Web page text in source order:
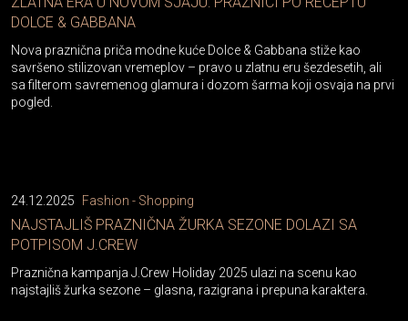
DOLCE & GABBANA
Nova praznična priča modne kuće Dolce & Gabbana stiže kao
savršeno stilizovan vremeplov – pravo u zlatnu eru šezdesetih, ali
sa filterom savremenog glamura i dozom šarma koji osvaja na prvi
pogled.
24.12.2025 Fashion - Shopping
NAJSTAJLIŠ PRAZNIČNA ŽURKA SEZONE DOLAZI SA
POTPISOM J.CREW
Praznična kampanja J.Crew Holiday 2025 ulazi na scenu kao
najstajliš žurka sezone – glasna, razigrana i prepuna karaktera.